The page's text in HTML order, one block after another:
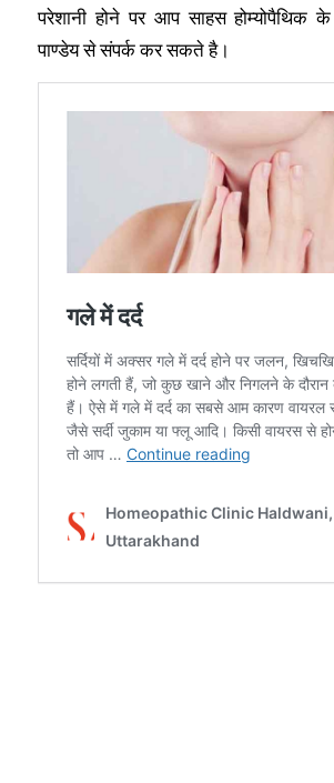
परेशानी होने पर आप साहस होम्योपैथिक के
पाण्डेय से संपर्क कर सकते है।